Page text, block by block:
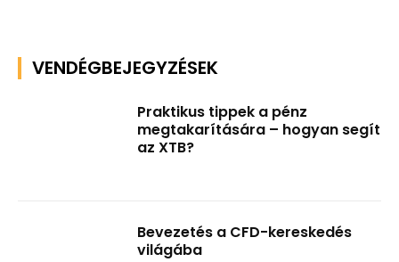
VENDÉGBEJEGYZÉSEK
Praktikus tippek a pénz
megtakarítására – hogyan segít
az XTB?
Bevezetés a CFD-kereskedés
világába